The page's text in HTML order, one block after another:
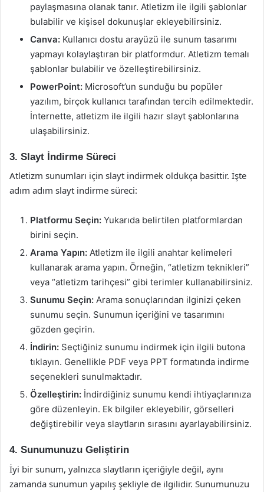
paylaşmasına olanak tanır. Atletizm ile ilgili şablonlar
bulabilir ve kişisel dokunuşlar ekleyebilirsiniz.
Canva: Kullanıcı dostu arayüzü ile sunum tasarımı
yapmayı kolaylaştıran bir platformdur. Atletizm temalı
şablonlar bulabilir ve özelleştirebilirsiniz.
PowerPoint: Microsoft’un sunduğu bu popüler
yazılım, birçok kullanıcı tarafından tercih edilmektedir.
İnternette, atletizm ile ilgili hazır slayt şablonlarına
ulaşabilirsiniz.
3. Slayt İndirme Süreci
Atletizm sunumları için slayt indirmek oldukça basittir. İşte
adım adım slayt indirme süreci:
Platformu Seçin: Yukarıda belirtilen platformlardan
birini seçin.
Arama Yapın: Atletizm ile ilgili anahtar kelimeleri
kullanarak arama yapın. Örneğin, “atletizm teknikleri”
veya “atletizm tarihçesi” gibi terimler kullanabilirsiniz.
Sunumu Seçin: Arama sonuçlarından ilginizi çeken
sunumu seçin. Sunumun içeriğini ve tasarımını
gözden geçirin.
İndirin: Seçtiğiniz sunumu indirmek için ilgili butona
tıklayın. Genellikle PDF veya PPT formatında indirme
seçenekleri sunulmaktadır.
Özelleştirin: İndirdiğiniz sunumu kendi ihtiyaçlarınıza
göre düzenleyin. Ek bilgiler ekleyebilir, görselleri
değiştirebilir veya slaytların sırasını ayarlayabilirsiniz.
4. Sunumunuzu Geliştirin
İyi bir sunum, yalnızca slaytların içeriğiyle değil, aynı
zamanda sunumun yapılış şekliyle de ilgilidir. Sunumunuzu